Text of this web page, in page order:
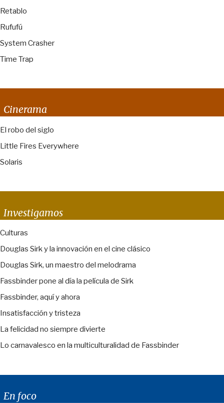
Retablo
Rufufú
System Crasher
Time Trap
Cinerama
El robo del siglo
Little Fires Everywhere
Solaris
Investigamos
Culturas
Douglas Sirk y la innovación en el cine clásico
Douglas Sirk, un maestro del melodrama
Fassbinder pone al día la película de Sirk
Fassbinder, aquí y ahora
Insatisfacción y tristeza
La felicidad no siempre divierte
Lo carnavalesco en la multiculturalidad de Fassbinder
En foco